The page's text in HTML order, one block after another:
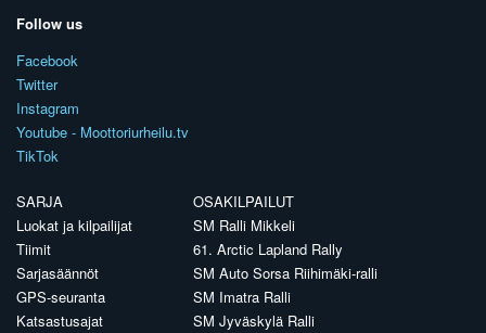
Follow us
Facebook
Twitter
Instagram
Youtube - Moottoriurheilu.tv
TikTok
SARJA
Luokat ja kilpailijat
Tiimit
Sarjasäännöt
GPS-seuranta
Katsastusajat
OSAKILPAILUT
SM Ralli Mikkeli
61. Arctic Lapland Rally
SM Auto Sorsa Riihimäki-ralli
SM Imatra Ralli
SM Jyväskylä Ralli